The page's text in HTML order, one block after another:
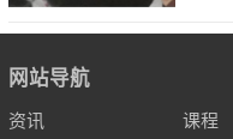
网站导航
资讯 课程